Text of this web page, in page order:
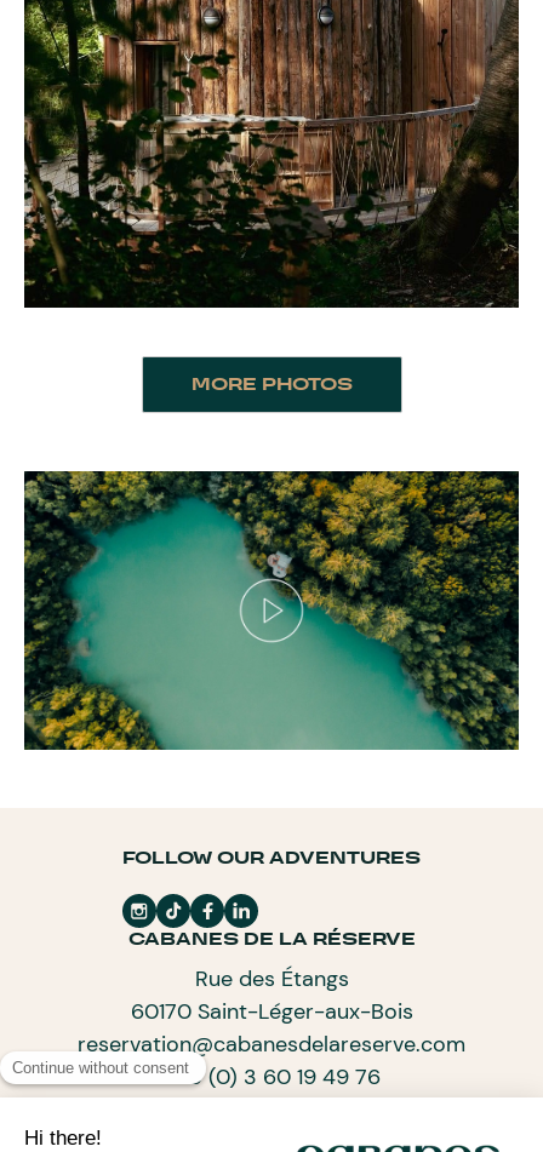
MORE PHOTOS
FOLLOW OUR ADVENTURES
CABANES DE LA RÉSERVE
Rue des Étangs
60170 Saint-Léger-aux-Bois
reservation@cabanesdelareserve.com
+33 (0) 3 60 19 49 76
SUBSCRIBE TO OUR NEWSLETTER